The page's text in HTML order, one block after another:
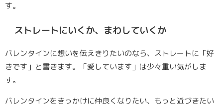
す。
ストレートにいくか、まわしていくか
バレンタインに想いを伝えきりたいのなら、ストレートに 「好
きです」 と書きます。「愛しています」は少々重い気がしま
す。
バレンタインをきっかけに仲良くなりたい、もっと近づきたい